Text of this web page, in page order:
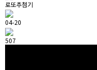
로또추첨기
04-20
507